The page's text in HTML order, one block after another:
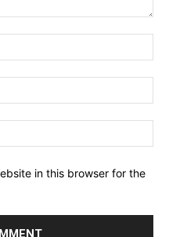
in this browser for the